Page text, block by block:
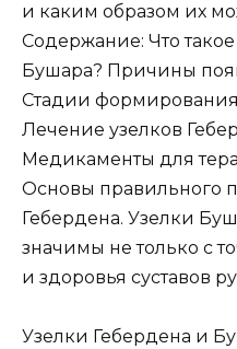
и каким образом их
Содержание: Что
Бушара? Причины
Стадии формирования
Лечение узелков
Медикаменты для
Основы правильного
Гебердена. Узелки
значимы не только с
и здоровья суставов
Узелки Гебердена и